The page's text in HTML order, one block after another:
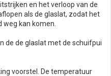
en het verloop van de
als de glaslat, zodat het
kan komen.
de de glaslat met de schuifpui
voorstel. De temperatuur